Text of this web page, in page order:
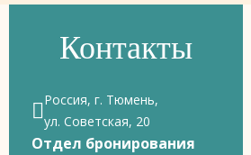
Контакты
Россия, г. Тюмень,
ул. Советская, 20
Отдел бронирования